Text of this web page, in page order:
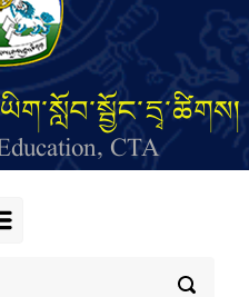
CTA